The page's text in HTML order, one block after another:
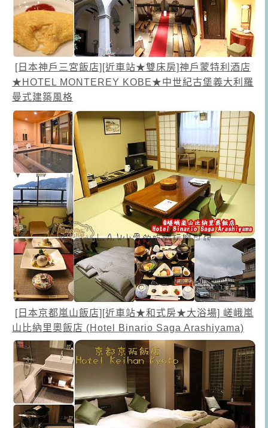
[日本神戶三宮飯店][近車站★雙床房]神戶蒙特利酒店
★HOTEL MONTEREY KOBE★中世紀古堡義大利羅
曼式建築風格
[日本京都嵐山飯店][近車站★和式房★大浴場] 嵯峨嵐
山比納里奧飯店 (Hotel Binario Saga Arashiyama)